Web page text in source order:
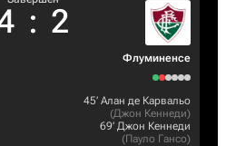
: 2
Флуминенсе
45‎’‎ Алан де Карвальо
(Джон Кеннеди)
69‎’‎ Джон Кеннеди
(Пауло Гансо)